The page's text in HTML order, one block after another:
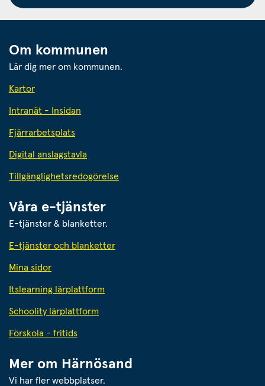
webbplats.
Om kommunen
Lär dig mer om kommunen.
Kartor
Intranät - Insidan
Fjärrarbetsplats
Digital anslagstavla
Tillgänglighetsredogörelse
Våra e-tjänster
E-tjänster & blanketter.
E-tjänster och blanketter
Mina sidor
Itslearning lärplattform
Schoolity lärplattform
Förskola - fritids
Mer om Härnösand
Vi har fler webbplatser.